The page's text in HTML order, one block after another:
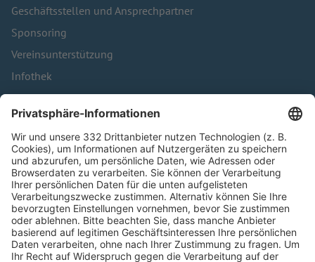
Geschäftsstellen und Ansprechpartner
Sponsoring
Vereinsunterstützung
Infothek
Kontakt
HÄUFIG BESUCHTE SEITEN
Pässe und Vereinswechsel
Trainerausbildung
Schulungsangebot Vereinsmitarbeiter
BFV-Geschäftsstellen
Trainerbörse